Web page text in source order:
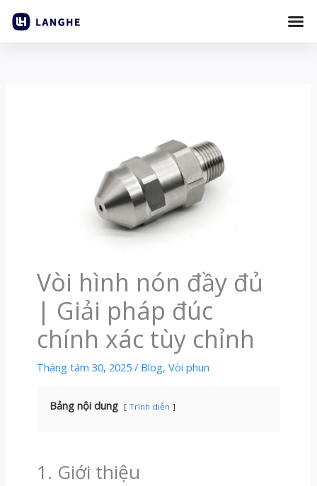
qua
Vòi hình nón đầy đủ
| Giải pháp đúc
chính xác tùy chỉnh
Tháng tám 30, 2025 / Blog, Vòi phun
Bảng nội dung Trình diễn
1. Giới thiệu